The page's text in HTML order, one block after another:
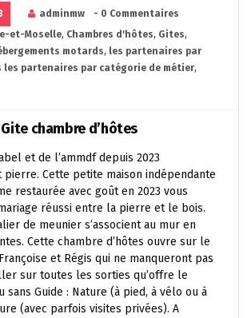
adminmw
- 0 Commentaires
et-Moselle, Chambres d'hôtes, Gites,
motards, les partenaires par
les partenaires par catégorie de métier,
chambre d’hôtes
et de l’ammdf depuis 2023
pierre. Cette petite maison indépendante
restaurée avec goût en 2023 vous
réussi entre la pierre et le bois.
de meunier s’associent au mur en
Cette chambre d’hôtes ouvre sur le
et Régis qui ne manqueront pas
sur toutes les sorties qu’offre le
sans Guide : Nature (à pied, à vélo ou à
(avec parfois visites privées). A